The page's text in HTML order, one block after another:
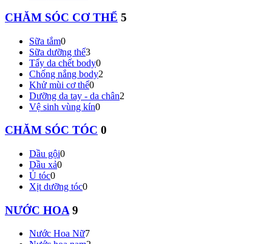
CHĂM SÓC CƠ THỂ 5
Sữa tắm0
Sữa dưỡng thể3
Tẩy da chết body0
Chống nắng body2
Khử mùi cơ thể0
Dưỡng da tay - da chân2
Vệ sinh vùng kín0
CHĂM SÓC TÓC 0
Dầu gội0
Dầu xả0
Ủ tóc0
Xịt dưỡng tóc0
NƯỚC HOA 9
Nước Hoa Nữ7